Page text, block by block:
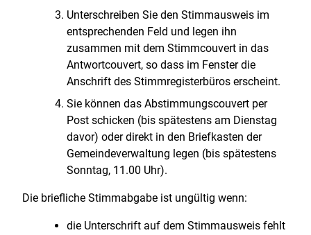
Unterschreiben Sie den Stimmausweis im
entsprechenden Feld und legen ihn
zusammen mit dem Stimmcouvert in das
Antwortcouvert, so dass im Fenster die
Anschrift des Stimmregisterbüros erscheint.
Sie können das Abstimmungscouvert per
Post schicken (bis spätestens am Dienstag
davor) oder direkt in den Briefkasten der
Gemeindeverwaltung legen (bis spätestens
Sonntag, 11.00 Uhr).
Die briefliche Stimmabgabe ist ungültig wenn:
die Unterschrift auf dem Stimmausweis fehlt